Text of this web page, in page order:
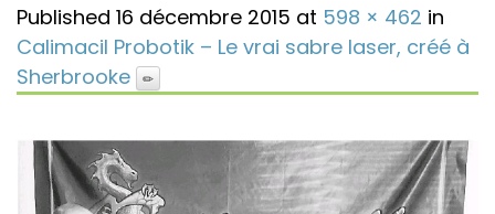
Published 16 décembre 2015 at 598 × 462 in
Calimacil Probotik – Le vrai sabre laser, créé à
Sherbrooke